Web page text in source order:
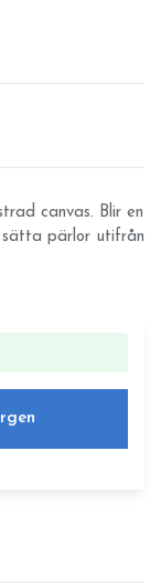
canvas. Blir en
sätta pärlor utifrån